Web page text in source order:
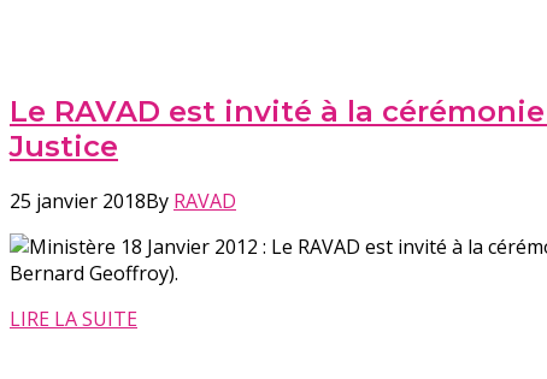
Le RAVAD est invité à la
Justice
25 janvier 2018By RAVAD
18 Janvier 2012 : Le RAVAD est invité à la
Bernard Geoffroy).
LIRE LA SUITE